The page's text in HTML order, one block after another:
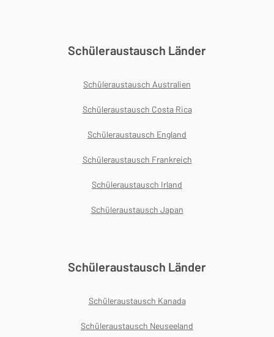
Schüleraustausch Länder
Schüleraustausch Australien
Schüleraustausch Costa Rica
Schüleraustausch England
Schüleraustausch Frankreich
Schüleraustausch Irland
Schüleraustausch Japan
Schüleraustausch Länder
Schüleraustausch Kanada
Schüleraustausch Neuseeland